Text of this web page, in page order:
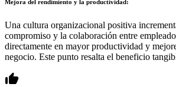
Mejora del rendimiento y la productividad:
Una cultura organizacional positiva
compromiso y la colaboración entre
directamente en mayor productividad y
negocio. Este punto resalta el beneficio
thumb_up